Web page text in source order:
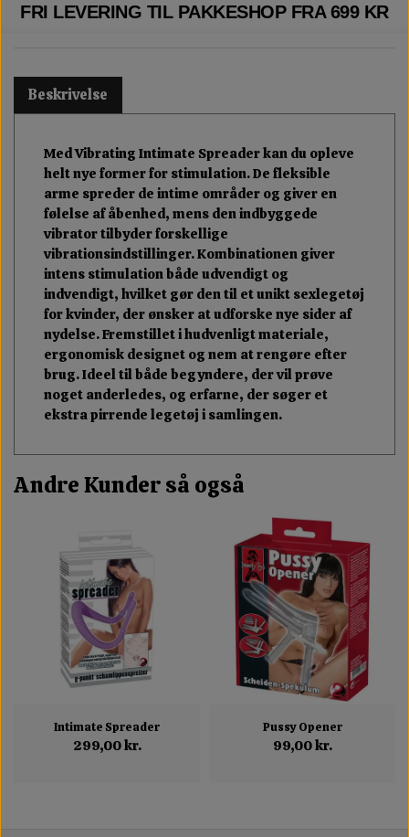
FRI LEVERING TIL PAKKESHOP FRA 699 KR
Beskrivelse
Med Vibrating Intimate Spreader kan du opleve
helt nye former for stimulation. De fleksible
arme spreder de intime områder og giver en
følelse af åbenhed, mens den indbyggede
vibrator tilbyder forskellige
vibrationsindstillinger. Kombinationen giver
intens stimulation både udvendigt og
indvendigt, hvilket gør den til et unikt sexlegetøj
for kvinder, der ønsker at udforske nye sider af
nydelse. Fremstillet i hudvenligt materiale,
ergonomisk designet og nem at rengøre efter
brug. Ideel til både begyndere, der vil prøve
noget anderledes, og erfarne, der søger et
ekstra pirrende legetøj i samlingen.
Andre Kunder så også
Intimate Spreader
299,00 kr.
Pussy Opener
99,00 kr.